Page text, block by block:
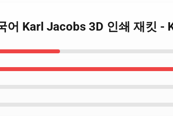
어 Karl Jacobs 3D 인쇄 재킷 -